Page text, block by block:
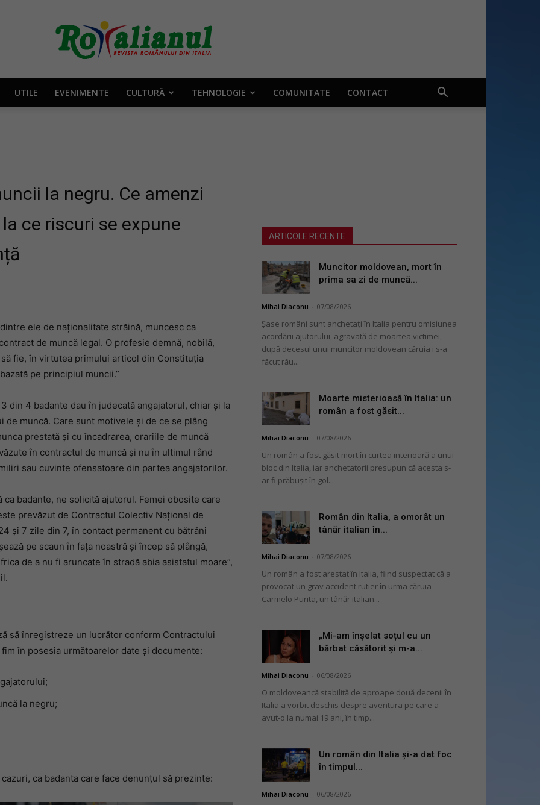
Rotalianul
românului
din
Italia
UTILE EVENIMENTE CULTURĂ TEHNOLOGIE COMUNITATE CONTACT
la negru. Ce amenzi
ce riscuri se expune
ele de naționalitate străină, muncesc ca
de muncă legal. O profesie demnă, nobilă,
fie, în virtutea primului articol din Constituția
pe principiul muncii.”
din 4 badante dau în judecată angajatorul, chiar și la
muncă. Care sunt motivele și de ce se plâng
prestată și cu încadrarea, orariile de muncă
în contractul de muncă și nu în ultimul rând
sau cuvinte ofensatoare din partea angajatorilor.
badante, ne solicită ajutorul. Femei obosite care
prevăzut de Contractul Colectiv Național de
și 7 zile din 7, în contact permanent cu bătrâni
pe scaun în fața noastră și încep să plângă,
de a nu fi aruncate în stradă abia asistatul moare”,
să înregistreze un lucrător conform Contractului
în posesia următoarelor date și documente:
la negru;
ca badanta care face denunțul să prezinte:
ARTICOLE RECENTE
Muncitor moldovean, mort în
prima sa zi de muncă...
Mihai Diaconu 07/08/2026
Șase români sunt anchetați în Italia pentru omisiunea
acordării ajutorului, agravată de moartea victimei,
după decesul unui muncitor moldovean căruia i s-a
făcut rău...
Moarte misterioasă în Italia: un
român a fost găsit...
Mihai Diaconu 07/08/2026
Un român a fost găsit mort în curtea interioară a unui
bloc din Italia, iar anchetatorii presupun că acesta s-
ar fi prăbușit în gol...
Român din Italia, a omorât un
tânăr italian în...
Mihai Diaconu 07/08/2026
Un român a fost arestat în Italia, fiind suspectat că a
provocat un grav accident rutier în urma căruia
Carmelo Purita, un tânăr italian...
„Mi-am înșelat soțul cu un
bărbat căsătorit și m-a...
Mihai Diaconu 06/08/2026
O moldoveancă stabilită de aproape două decenii în
Italia a vorbit deschis despre aventura pe care a
avut-o la numai 19 ani, în timp...
Un român din Italia și-a dat foc
în timpul...
Mihai Diaconu 06/08/2026